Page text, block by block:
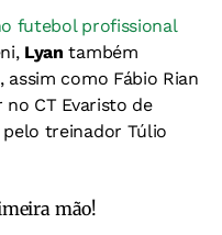
futebol profissional
Lyan também
como Fábio Rian
CT Evaristo de
treinador Túlio
mão!